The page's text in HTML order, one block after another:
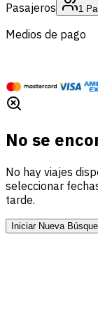
Pasajeros 1
Medios de pago
No se
No hay viajes
seleccionar
tarde.
Iniciar Nueva